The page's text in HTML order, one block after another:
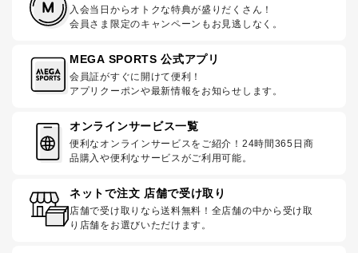
入会当日からオトクな特典が盛りだくさん！
会員さま限定のキャンペーンもお見逃しなく。
MEGA SPORTS 公式アプリ
会員証がすぐに開けて便利！
アプリクーポンや最新情報をお知らせします。
オンラインサービス一覧
便利なオンラインサービスをご紹介！24時間365日商
品購入や便利なサービスがご利用可能。
ネットで注文 店舗で受け取り
店舗で受け取りなら送料無料！全店舗の中から受け取
り店舗をお選びいただけます。